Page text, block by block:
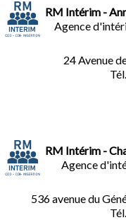
RM Intérim -
Agence
24 Avenue
RM Intérim -
Agence
536 avenue du